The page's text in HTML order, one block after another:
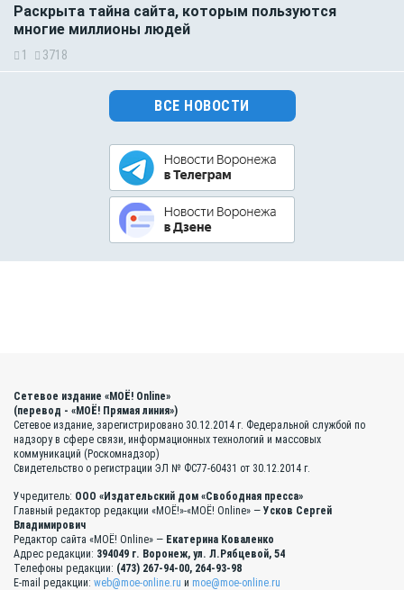
Раскрыта тайна сайта, которым пользуются
многие миллионы людей
1 3718
ВСЕ НОВОСТИ
Сетевое издание «МОЁ! Online»
(перевод - «МОЁ! Прямая линия»)
Сетевое издание, зарегистрировано 30.12.2014 г. Федеральной службой по
надзору в сфере связи, информационных технологий и массовых
коммуникаций (Роскомнадзор)
Свидетельство о регистрации ЭЛ № ФС77-60431 от 30.12.2014 г.
Учредитель: ООО «Издательский дом «Свободная пресса»
Главный редактор редакции «МОЁ!»-«МОЁ! Online» — Усков Сергей
Владимирович
Редактор сайта «МОЁ! Online» — Екатерина Коваленко
Адрес редакции: 394049 г. Воронеж, ул. Л.Рябцевой, 54
Телефоны редакции: (473) 267-94-00, 264-93-98
E-mail редакции: web@moe-online.ru и moe@moe-online.ru